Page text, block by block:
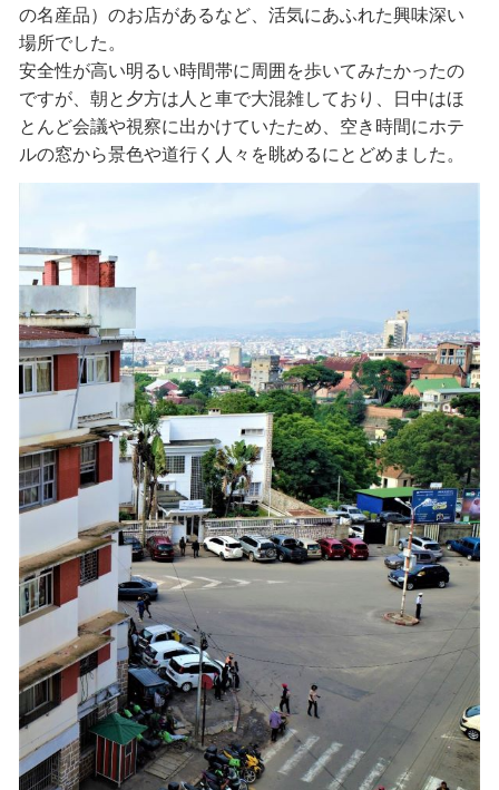
の名産品）のお店があるなど、活気にあふれた興味深い
場所でした。
安全性が高い明るい時間帯に周囲を歩いてみたかったの
ですが、朝と夕方は人と車で大混雑しており、日中はほ
とんど会議や視察に出かけていたため、空き時間にホテ
ルの窓から景色や道行く人々を眺めるにとどめました。